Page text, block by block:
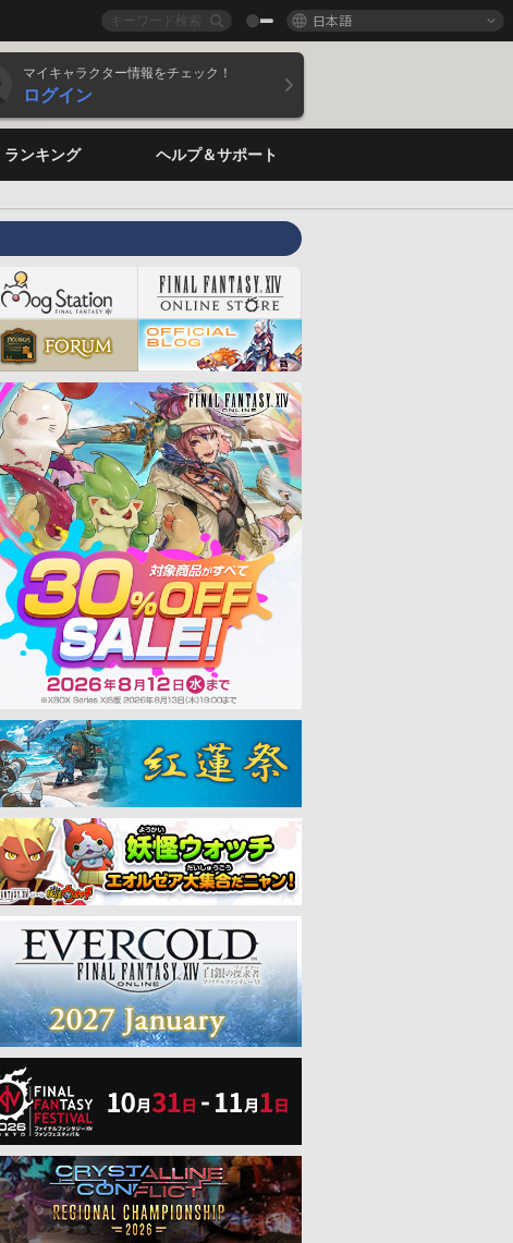
日本語
マイキャラクター情報をチェック！
ログイン
ランキング ヘルプ＆サポート